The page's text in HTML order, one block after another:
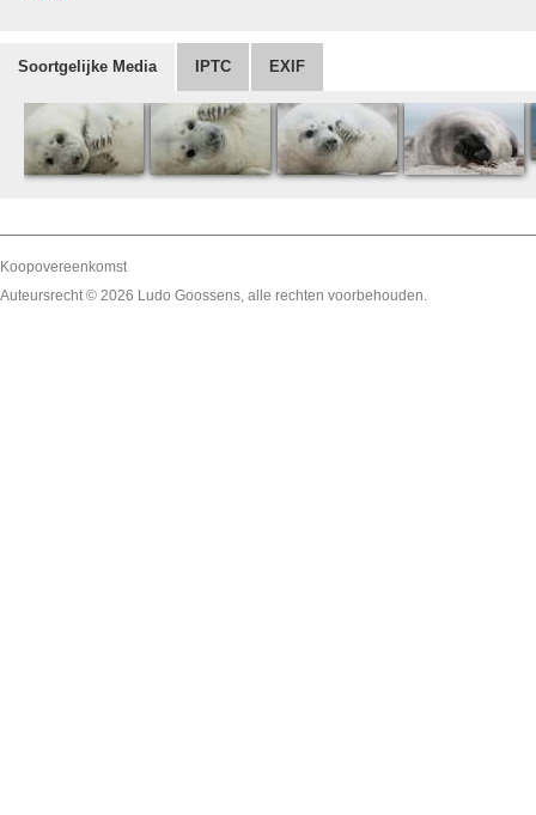
Soortgelijke Media IPTC EXIF
Koopovereenkomst
Auteursrecht © 2026 Ludo Goossens, alle rechten voorbehouden.